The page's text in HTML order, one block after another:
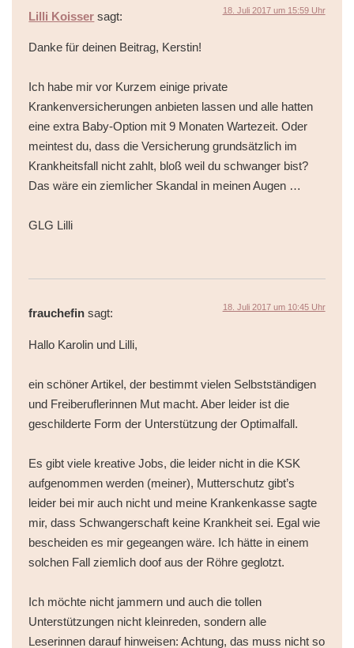
Lilli Koisser sagt: 18. Juli 2017 um 15:59 Uhr
Danke für deinen Beitrag, Kerstin!
Ich habe mir vor Kurzem einige private
Krankenversicherungen anbieten lassen und alle hatten
eine extra Baby-Option mit 9 Monaten Wartezeit. Oder
meintest du, dass die Versicherung grundsätzlich im
Krankheitsfall nicht zahlt, bloß weil du schwanger bist?
Das wäre ein ziemlicher Skandal in meinen Augen …
GLG Lilli
frauchefin sagt: 18. Juli 2017 um 10:45 Uhr
Hallo Karolin und Lilli,
ein schöner Artikel, der bestimmt vielen Selbstständigen
und Freiberuflerinnen Mut macht. Aber leider ist die
geschilderte Form der Unterstützung der Optimalfall.
Es gibt viele kreative Jobs, die leider nicht in die KSK
aufgenommen werden (meiner), Mutterschutz gibt’s
leider bei mir auch nicht und meine Krankenkasse sagte
mir, dass Schwangerschaft keine Krankheit sei. Egal wie
bescheiden es mir gegeangen wäre. Ich hätte in einem
solchen Fall ziemlich doof aus der Röhre geglotzt.
Ich möchte nicht jammern und auch die tollen
Unterstützungen nicht kleinreden, sondern alle
Leserinnen darauf hinweisen: Achtung, das muss nicht so